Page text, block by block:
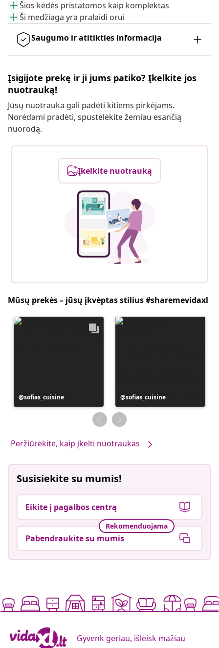
Šios kėdės pristatomos kaip komplektas
Ši medžiaga yra pralaidi orui
Saugumo ir atitikties informacija
Įsigijote prekę ir ji jums patiko? Įkelkite jos
nuotrauką!
Jūsų nuotrauka gali padėti kitiems pirkėjams.
Norėdami pradėti, spustelėkite žemiau esančią
nuorodą.
Įkelkite nuotrauką
Mūsų prekės – jūsų įkvėptas stilius #sharemevidaxl
Įrašą
paskelbė
sofias_cuisine
Įrašą
paskelbė
sofias_cuisine
Peržiūrėkite, kaip įkelti nuotraukas
Susisiekite su mumis!
Eikite į pagalbos centrą
Rekomenduojama
Pabendraukite su mumis
Gyvenk geriau, išleisk mažiau